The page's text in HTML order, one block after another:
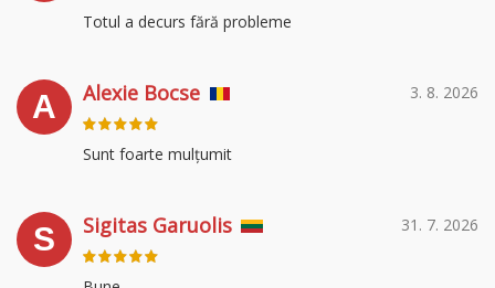
Totul a decurs fără probleme
A 3. 8. 2026
Alexie Bocse
Sunt foarte mulțumit
S 31. 7. 2026
Sigitas Garuolis